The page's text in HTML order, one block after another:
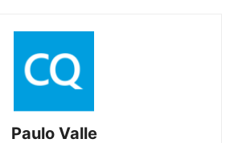
Paulo Valle